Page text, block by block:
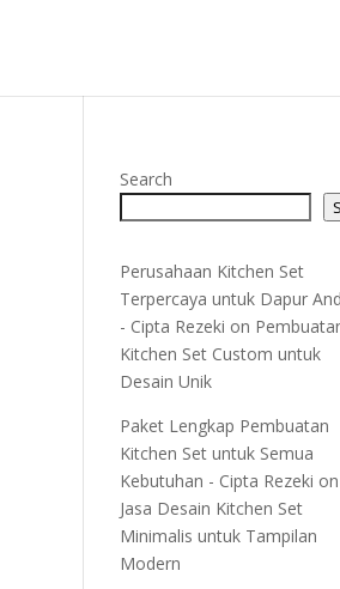
Search
Perusahaan Kitchen Set
Terpercaya untuk Dapur
- Cipta Rezeki on
Kitchen Set Custom untuk
Desain Unik
Paket Lengkap Pembuatan
Kitchen Set untuk Semua
Kebutuhan - Cipta Rezeki on
Jasa Desain Kitchen Set
Minimalis untuk Tampilan
Modern